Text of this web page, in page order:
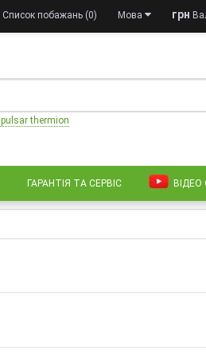
грн
Мова
Список побажань (0)
pulsar thermion
ГАРАНТІЯ ТА СЕРВІС ВІДЕО